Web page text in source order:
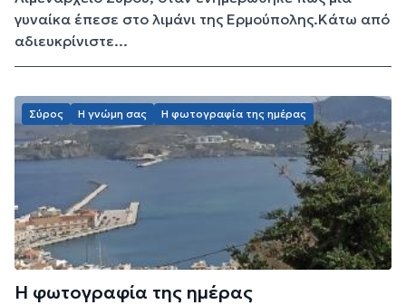
γυναίκα έπεσε στο λιμάνι της Ερμούπολης.Κάτω από
αδιευκρίνιστε...
Σύρος Η γνώμη σας Η φωτογραφία της ημέρας
Η φωτογραφία της ημέρας